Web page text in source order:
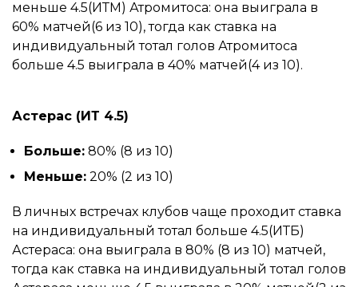
меньше 4.5(ИТМ) Атромитоса: она выиграла в
60% матчей(6 из 10), тогда как ставка на
индивидуальный тотал голов Атромитоса
больше 4.5 выиграла в 40% матчей(4 из 10).
Астерас (ИТ 4.5)
Больше: 80% (8 из 10)
Меньше: 20% (2 из 10)
В личных встречах клубов чаще проходит ставка
на индивидуальный тотал больше 4.5(ИТБ)
Астераса: она выиграла в 80% (8 из 10) матчей,
тогда как ставка на индивидуальный тотал голов